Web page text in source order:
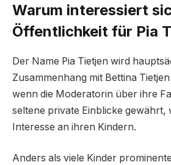
Warum interessiert
Öffentlichkeit für Pia
Der Name Pia Tietjen wird
Zusammenhang mit Bettina
wenn die Moderatorin über ihre
seltene private Einblicke gewährt,
Interesse an ihren Kindern.
Anders als viele Kinder